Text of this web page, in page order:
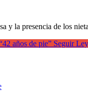
y la presencia de los
años de pie” Seguir